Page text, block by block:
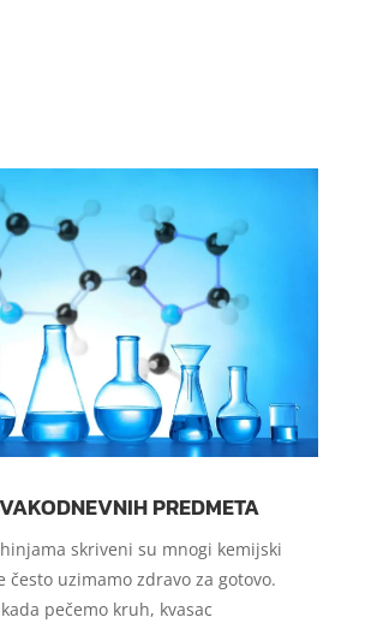
PREDMETA
skriveni su mnogi kemijski
često uzimamo zdravo za gotovo.
pečemo kruh, kvasac